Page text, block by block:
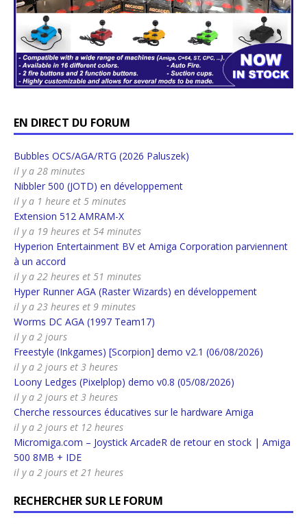
EN DIRECT DU FORUM
Bubbles OCS/AGA/RTG (2026 Paluszek)
il y a 28 minutes
Nibbler 500 (JOTD) en développement
il y a 1 heure et 5 minutes
Extension 512 AMRAM-X
il y a 19 heures et 54 minutes
Hyperion Entertainment BV et Amiga Corporation parviennent
à un accord
il y a 22 heures et 51 minutes
Hyper Runner AGA (Raster Wizards) en développement
il y a 23 heures et 9 minutes
Worms DC AGA (1997 Team17)
il y a 2 jours
Freestyle (Inkgames) [Scorpion] demo v2.1 (06/08/2026)
il y a 2 jours et 3 heures
Loony Ledges (Pixelplop) demo v0.8 (05/08/2026)
il y a 2 jours et 3 heures
Cherche ressources éducatives sur le hardware Amiga
il y a 2 jours et 12 heures
Micromiga.com – Joystick ArcadeR de retour en stock | Amiga
500 8MB + IDE
il y a 2 jours et 21 heures
RECHERCHER SUR LE FORUM